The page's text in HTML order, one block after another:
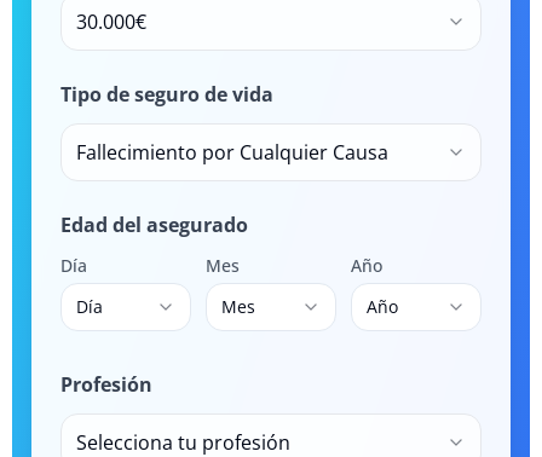
30.000€
Tipo de seguro de vida
Fallecimiento por Cualquier Causa
Edad del asegurado
Día
Día
Mes
Mes
Año
Año
Profesión
Selecciona tu profesión